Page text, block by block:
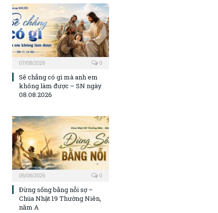
07/08/2026 0
Sẽ chẳng có gì mà anh em
không làm được – SN ngày
08.08.2026
06/08/2026 0
Đừng sống bằng nỗi sợ –
Chúa Nhật 19 Thường Niên,
năm A